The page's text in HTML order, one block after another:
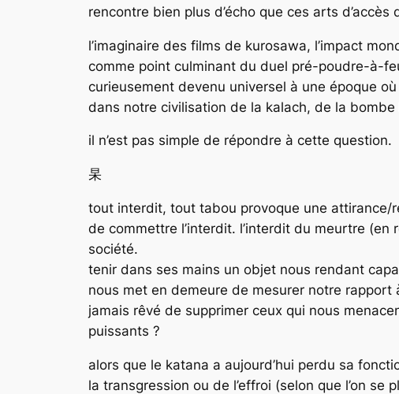
rencontre bien plus d’écho que ces arts d’accès
l’imaginaire des films de kurosawa, l’impact
comme point culminant du duel pré-poudre-à-
curieusement devenu universel à une époque où
dans notre civilisation de la kalach, de la
il n’est pas simple de répondre à cette question.
杲
tout interdit, tout tabou provoque une attirance/
de commettre l’interdit. l’interdit du meurtre
société.
tenir dans ses mains un objet nous rendant
nous met en demeure de mesurer notre rapport
jamais rêvé de supprimer ceux qui nous
puissants ?
alors que le katana a aujourd’hui perdu sa
la transgression ou de l’effroi (selon que l’on se